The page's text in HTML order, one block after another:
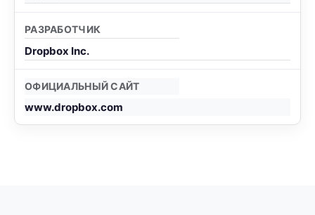
РАЗРАБОТЧИК
Dropbox Inc.
ОФИЦИАЛЬНЫЙ САЙТ
www.dropbox.com